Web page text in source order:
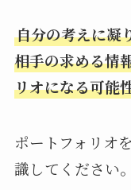
自分の考えに凝
相手の求める情
リオになる可能
ポートフォリオ
識してください。